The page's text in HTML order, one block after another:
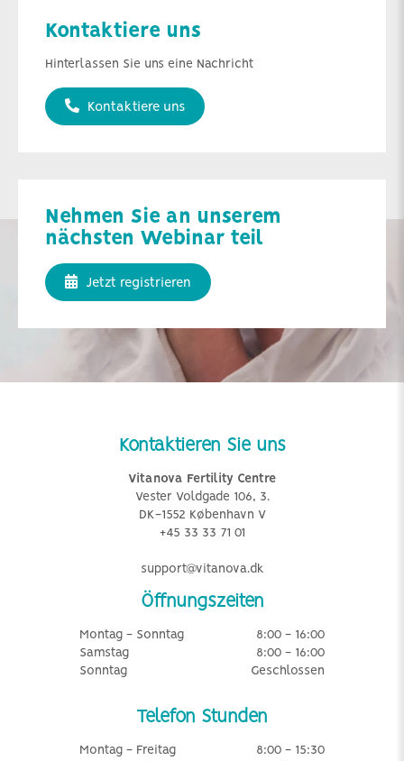
Kontaktiere uns
Hinterlassen Sie uns eine Nachricht
Kontaktiere uns
Nehmen Sie an unserem
nächsten Webinar teil
Jetzt registrieren
Kontaktieren Sie uns
Vitanova Fertility Centre
Vester Voldgade 106, 3.
DK-1552 København V
+45 33 33 71 01
support@vitanova.dk
Öffnungszeiten
Montag - Sonntag
8:00 - 16:00
Samstag
8:00 - 16:00
Sonntag
Geschlossen
Telefon Stunden
Montag - Freitag
8:00 - 15:30